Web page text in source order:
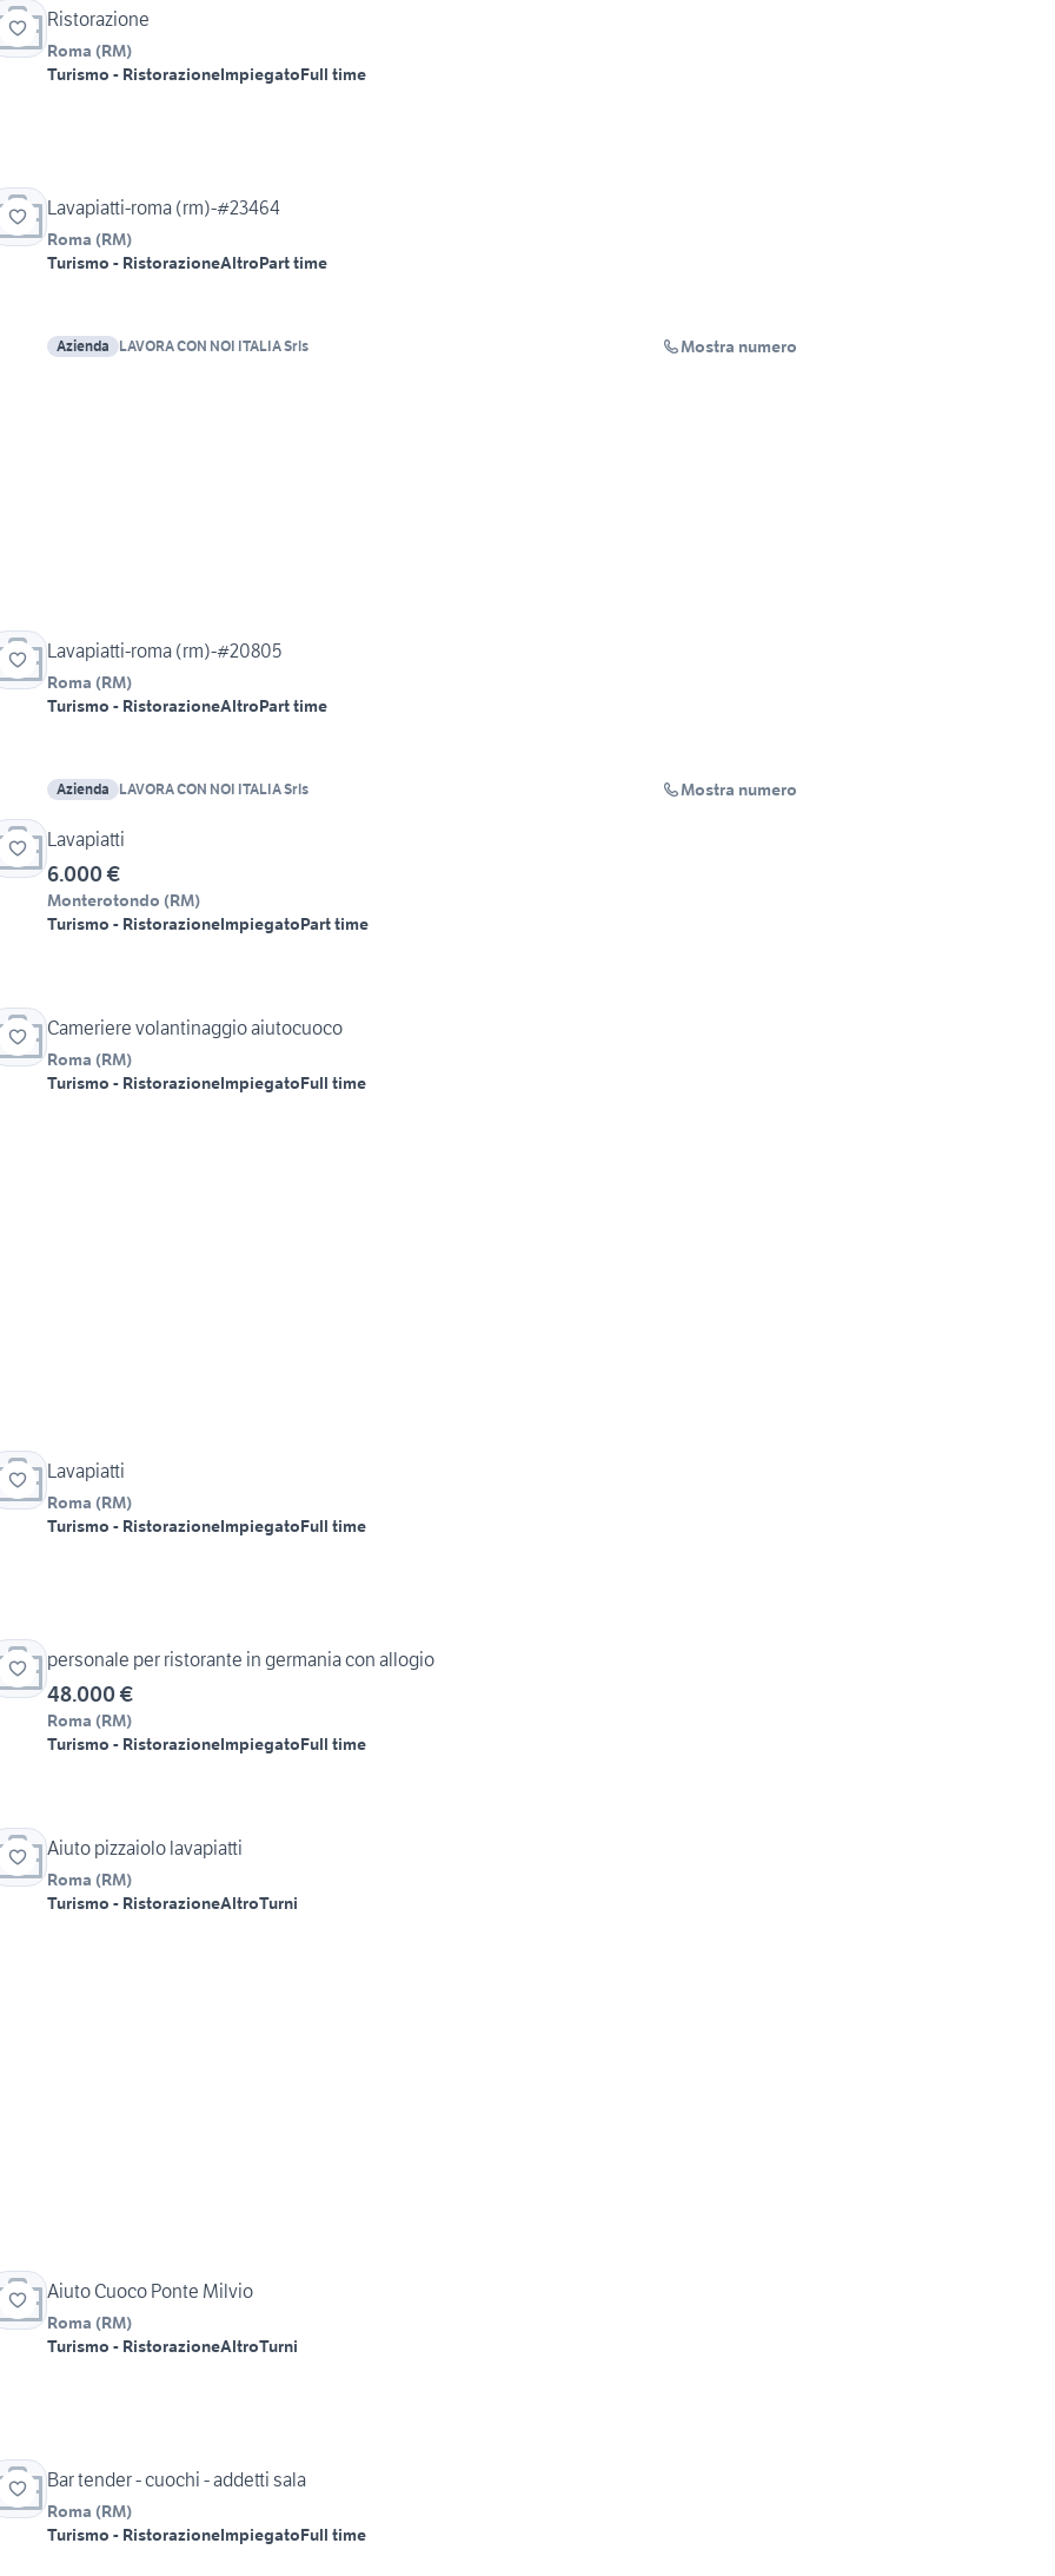
Ristorazione
Roma (RM)
Turismo - RistorazioneImpiegatoFull time
Lavapiatti-roma (rm)-#23464
Roma (RM)
Turismo - RistorazioneAltroPart time
Azienda LAVORA CON NOI ITALIA Srls Mostra numero
Lavapiatti-roma (rm)-#20805
Roma (RM)
Turismo - RistorazioneAltroPart time
Azienda LAVORA CON NOI ITALIA Srls Mostra numero
Lavapiatti
6.000 €
Monterotondo (RM)
Turismo - RistorazioneImpiegatoPart time
Cameriere volantinaggio aiutocuoco
Roma (RM)
Turismo - RistorazioneImpiegatoFull time
Lavapiatti
Roma (RM)
Turismo - RistorazioneImpiegatoFull time
personale per ristorante in germania con allogio
48.000 €
Roma (RM)
Turismo - RistorazioneImpiegatoFull time
Aiuto pizzaiolo lavapiatti
Roma (RM)
Turismo - RistorazioneAltroTurni
Aiuto Cuoco Ponte Milvio
Roma (RM)
Turismo - RistorazioneAltroTurni
Bar tender - cuochi - addetti sala
Roma (RM)
Turismo - RistorazioneImpiegatoFull time